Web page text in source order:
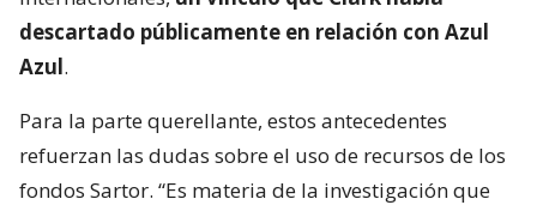
descartado públicamente en relación con Azul
Azul.
Para la parte querellante, estos antecedentes
refuerzan las dudas sobre el uso de recursos de los
fondos Sartor. “Es materia de la investigación que